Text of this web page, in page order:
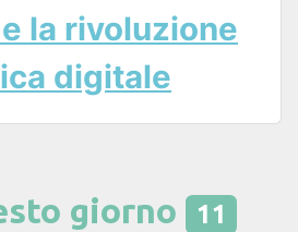
la rivoluzione
digitale
giorno 11